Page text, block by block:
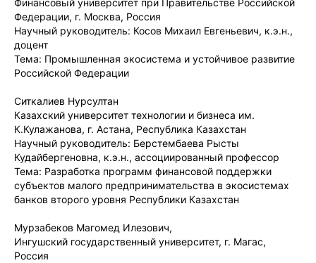
Федерации, г. Москва, Россия
Научный руководитель: Косов Михаил Евгеньевич, к.э.н.,
доцент
Тема: Промышленная экосистема и устойчивое развитие
Российской Федерации
Ситкалиев Нурсултан
Казахский университет технологии и бизнеса им.
К.Кулажанова, г. Астана, Республика Казахстан
Научный руководитель: Берстембаева Рысты
Кудайбергеновна, к.э.н., ассоциированный профессор
Тема: Разработка программ финансовой поддержки
субъектов малого предпринимательства в экосистемах
банков второго уровня Республики Казахстан
Мурзабеков Магомед Илезович,
Ингушский государственный университет, г. Магас,
Россия